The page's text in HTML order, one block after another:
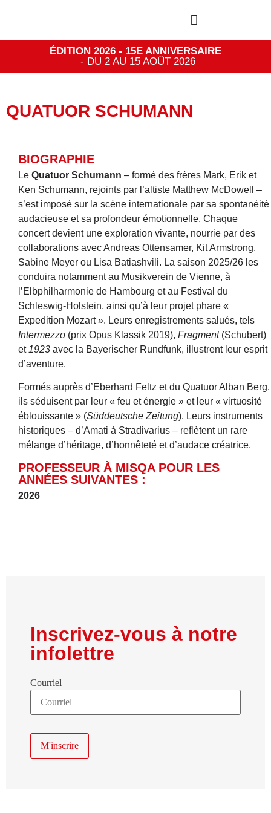
ÉDITION 2026 - 15E ANNIVERSAIRE
- DU 2 AU 15 AOÛT 2026
QUATUOR SCHUMANN
BIOGRAPHIE
Le Quatuor Schumann – formé des frères Mark, Erik et
Ken Schumann, rejoints par l’altiste Matthew McDowell –
s’est imposé sur la scène internationale par sa spontanéité
audacieuse et sa profondeur émotionnelle. Chaque
concert devient une exploration vivante, nourrie par des
collaborations avec Andreas Ottensamer, Kit Armstrong,
Sabine Meyer ou Lisa Batiashvili. La saison 2025/26 les
conduira notamment au Musikverein de Vienne, à
l’Elbphilharmonie de Hambourg et au Festival du
Schleswig-Holstein, ainsi qu’à leur projet phare «
Expedition Mozart ». Leurs enregistrements salués, tels
Intermezzo (prix Opus Klassik 2019), Fragment(Schubert)
et 1923 avec la Bayerischer Rundfunk, illustrent leur esprit
d’aventure.
Formés auprès d’Eberhard Feltz et du Quatuor Alban Berg,
ils séduisent par leur « feu et énergie » et leur « virtuosité
éblouissante » (Süddeutsche Zeitung). Leurs instruments
historiques – d’Amati à Stradivarius – reflètent un rare
mélange d’héritage, d’honnêteté et d’audace créatrice.
PROFESSEUR À MISQA POUR LES
ANNÉES SUIVANTES :
2026
Inscrivez-vous à notre
infolettre
Courriel